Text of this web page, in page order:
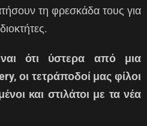
τη φρεσκάδα τους για
ότι ύστερα από μια
οι τετράποδοί μας φίλοι
και στιλάτοι με τα νέα